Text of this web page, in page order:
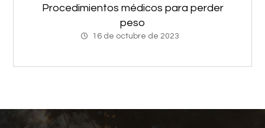
Procedimientos médicos para perder
peso
16 de octubre de 2023